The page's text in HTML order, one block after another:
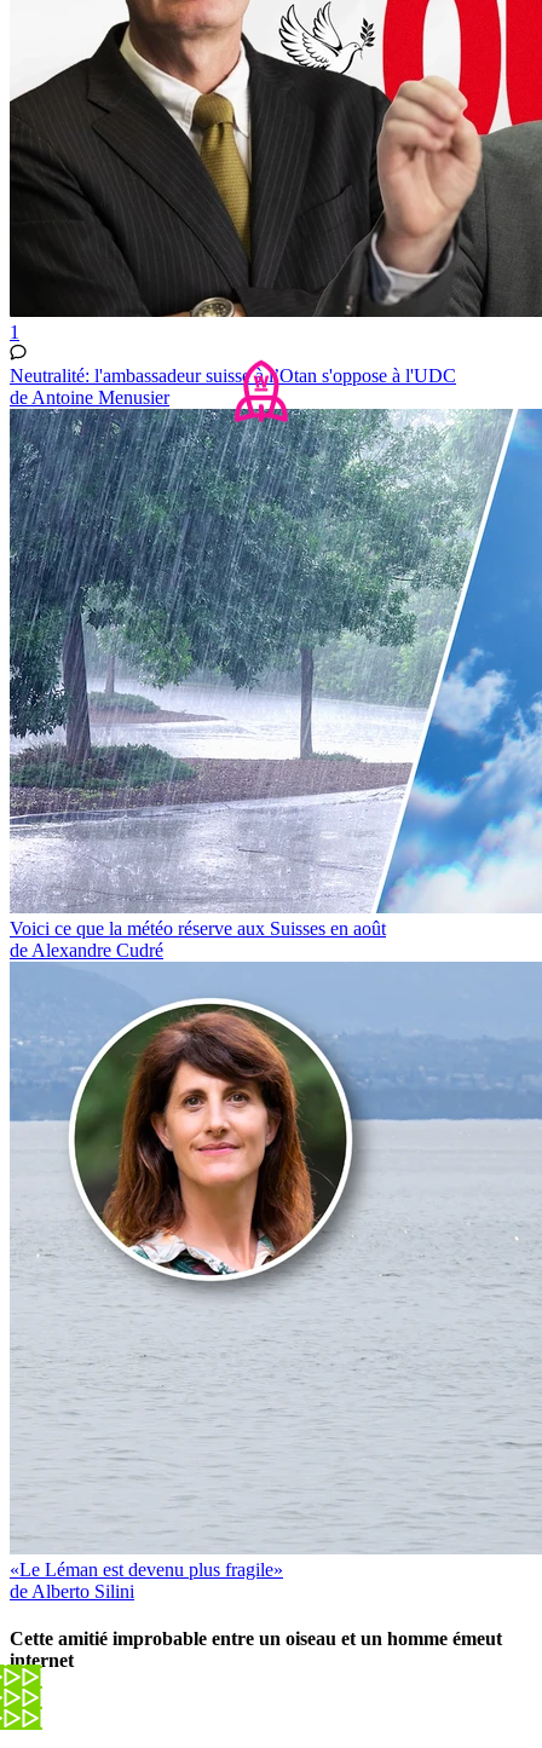
1
Neutralité: l'ambassadeur suisse à l’Otan s'oppose à l'UDC
de Antoine Menusier
Voici ce que la météo réserve aux Suisses en août
de Alexandre Cudré
«Le Léman est devenu plus fragile»
de Alberto Silini
Cette amitié improbable entre un oiseau et un homme émeut
internet